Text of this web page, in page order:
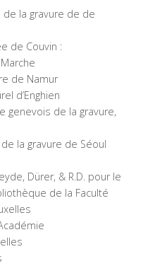
la gravure de de
de Couvin :
de Namur
d’Enghien
genevois de la gravure,
la gravure de Séoul
Dürer, & R.D. pour le
de la Faculté